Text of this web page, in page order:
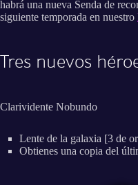
habrá una nueva Senda de
siguiente temporada en nuestro
Tres nuevos
Clarividente Nobundo
Lente de la galaxia [3 de
Obtienes una copia del